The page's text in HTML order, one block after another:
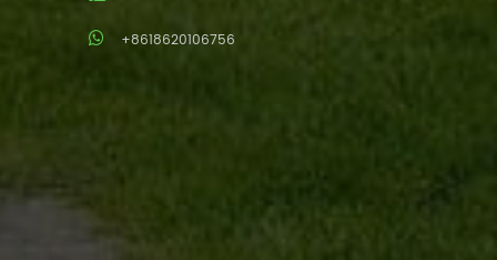
+8618620106756